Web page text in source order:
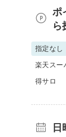
ポ
ら
指定なし
楽天スー
得サロ